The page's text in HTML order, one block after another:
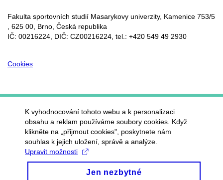
Fakulta sportovních studií Masarykovy univerzity, Kamenice 753/5​
, 625 00, Brno, Česká republika
IČ: 00216224, DIČ: CZ00216224, tel.: +420 549 49 2930
Cookies
K vyhodnocování tohoto webu a k personalizaci
obsahu a reklam používáme soubory cookies. Když
klikněte na „přijmout cookies", poskytnete nám
souhlas k jejich uložení, správě a analýze.
Upravit možnosti
Jen nezbytné